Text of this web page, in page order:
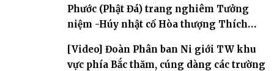
Phước (Phật Đá) trang nghiêm Tưởng
niệm -Húy nhật cố Hòa thượng Thích
[Video] Đoàn Phân ban Ni giới TW khu
vực phía Bắc thăm, cúng dàng các trường